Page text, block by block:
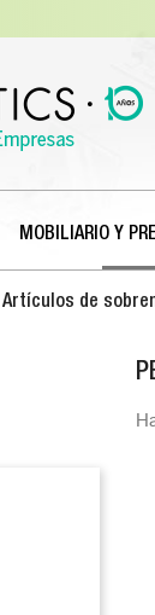
MOBILIARIO Y
Artículos de